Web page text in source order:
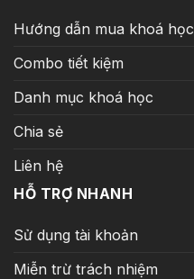
Hướng dẫn mua khoá học
Combo tiết kiệm
Danh mục khoá học
Chia sẻ
Liên hệ
HỖ TRỢ NHANH
Sử dụng tài khoản
Miễn trừ trách nhiệm